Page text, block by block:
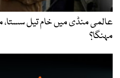
عالمی منڈی میں خام تیل سستا،
مہنگا؟